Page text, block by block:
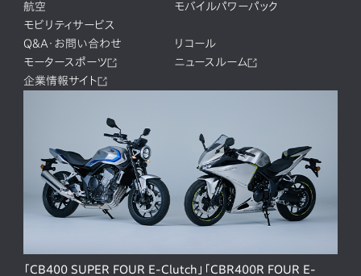
航空
モバイルパワーパック
モビリティサービス
Q&A・お問い合わせ
リコール
モータースポーツ
ニュースルーム
企業情報サイト
「CB400 SUPER FOUR E-Clutch」「CBR400R FOUR E-